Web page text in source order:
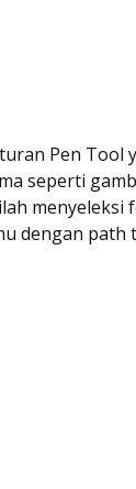
Pen Tool
seperti
menyeleksi
dengan path